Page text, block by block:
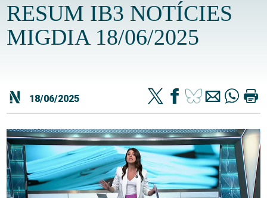
RESUM IB3 NOTÍCIES
MIGDIA 18/06/2025
18/06/2025